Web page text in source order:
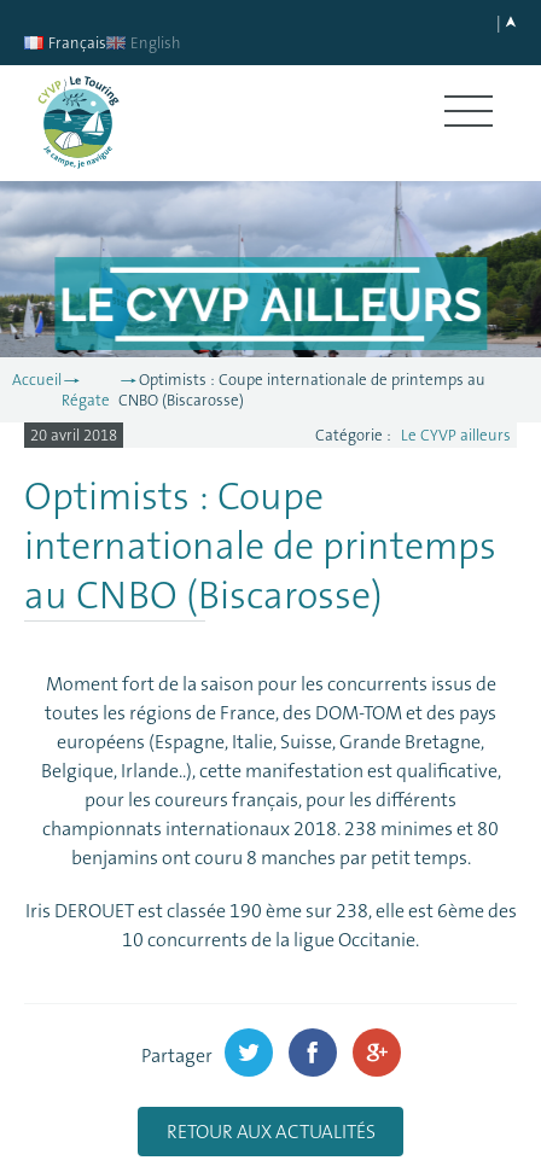
Français English
Accueil
Régate
Optimists : Coupe internationale de printemps au
CNBO (Biscarosse)
20 avril 2018
Catégorie : Le CYVP ailleurs
Optimists : Coupe
internationale de printemps
au CNBO (Biscarosse)
Moment fort de la saison pour les concurrents issus de
toutes les régions de France, des DOM-TOM et des pays
européens (Espagne, Italie, Suisse, Grande Bretagne,
Belgique, Irlande..), cette manifestation est qualificative,
pour les coureurs français, pour les différents
championnats internationaux 2018. 238 minimes et 80
benjamins ont couru 8 manches par petit temps.
Iris DEROUET est classée 190 ème sur 238, elle est 6ème des
10 concurrents de la ligue Occitanie.
Partager
RETOUR AUX ACTUALITÉS